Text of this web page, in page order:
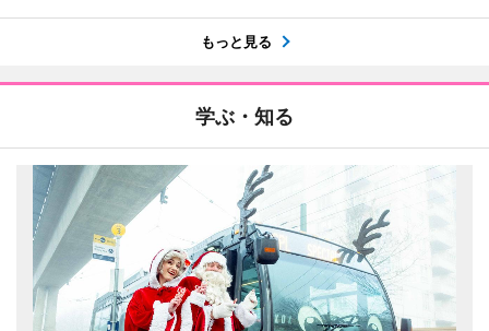
もっと見る
学ぶ・知る